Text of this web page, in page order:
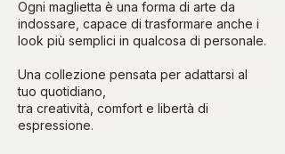
Ogni maglietta è una forma di arte da
indossare, capace di trasformare anche i
look più semplici in qualcosa di personale.
Una collezione pensata per adattarsi al
tuo quotidiano,
tra creatività, comfort e libertà di
espressione.